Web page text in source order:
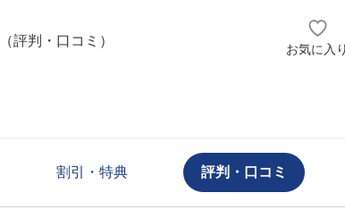
（評判・口コミ）
お気に入
割引・特典 評判・口コミ